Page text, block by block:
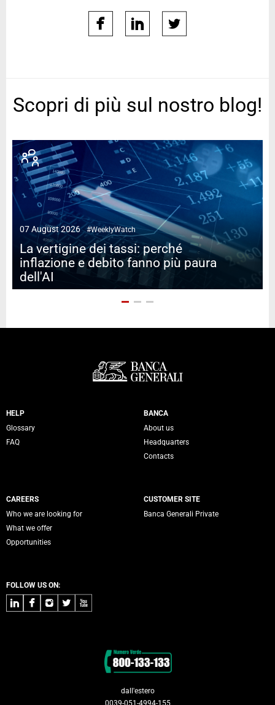
facebooklinkedin
Scopri di più sul nostro blog!
07 August 2026 #WeeklyWatch
La vertigine dei tassi: perché
inflazione e debito fanno più paura
dell'AI
Servizi Banca Generali
HELP
Glossary
FAQ
BANCA
About us
Headquarters
Contacts
CAREERS
Who we are looking for
What we offer
Opportunities
CUSTOMER SITE
Banca Generali Private
FOLLOW US ON:
LinkedInFacebook
Instagram
TwitterYoutube
dall'estero
0039-051-4994-155